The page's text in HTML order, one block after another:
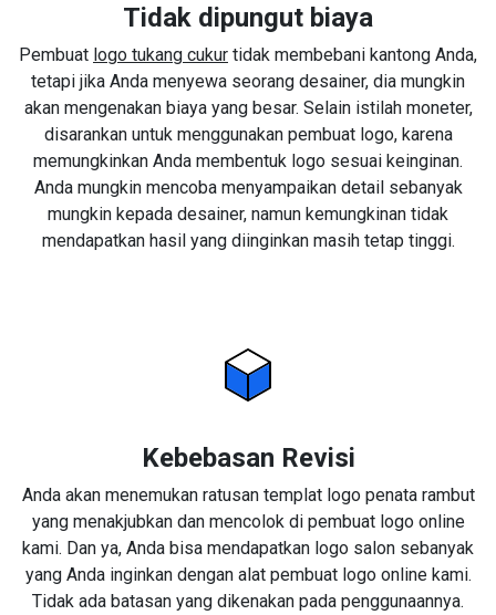
Tidak dipungut biaya
Pembuat logo tukang cukur tidak membebani kantong Anda,
tetapi jika Anda menyewa seorang desainer, dia mungkin
akan mengenakan biaya yang besar. Selain istilah moneter,
disarankan untuk menggunakan pembuat logo, karena
memungkinkan Anda membentuk logo sesuai keinginan.
Anda mungkin mencoba menyampaikan detail sebanyak
mungkin kepada desainer, namun kemungkinan tidak
mendapatkan hasil yang diinginkan masih tetap tinggi.
Kebebasan Revisi
Anda akan menemukan ratusan templat logo penata rambut
yang menakjubkan dan mencolok di pembuat logo online
kami. Dan ya, Anda bisa mendapatkan logo salon sebanyak
yang Anda inginkan dengan alat pembuat logo online kami.
Tidak ada batasan yang dikenakan pada penggunaannya.